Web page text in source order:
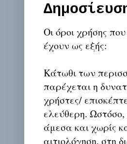
Οι όροι χρήσης
έχουν ως εξής:
Κάτωθι των
παρέχεται η
χρήστες/
ελεύθερη.
άμεσα και χωρίς
αιτιολόγηση, στη